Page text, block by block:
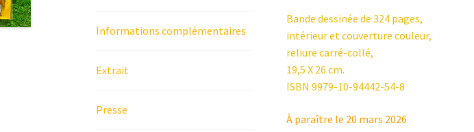
Informations complémentaires
Extrait
Presse
Bande dessinée de 324 pages,
intérieur et couverture couleur,
reliure carré-collé,
19,5 X 26 cm.
ISBN 9979-10-94442-54-8
À paraître le 20 mars 2026